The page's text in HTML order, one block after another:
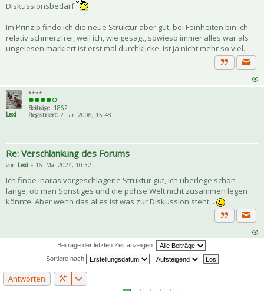
Diskussionsbedarf
Im Prinzip finde ich die neue Struktur aber gut, bei Feinheiten bin ich
relativ schmerzfrei, weil ich, wie gesagt, sowieso immer alles war als
ungelesen markiert ist erst mal durchklicke. Ist ja nicht mehr so viel.
Zitat
Lexi
****
Beiträge: 1862
Registriert:2. Jan 2006, 15:48
Re: Verschlankung des Forums
von Lexi » 16. Mai 2024, 10:32
Ich finde Inaras vorgeschlagene Struktur gut, ich überlege schon
lange, ob man Sonstiges und die pöhse Welt nicht zusammen legen
könnte. Aber wenn das alles ist was zur Diskussion steht...
Zitat
Beiträge der letzten Zeit anzeigen:
Sortiere nach
Antworten